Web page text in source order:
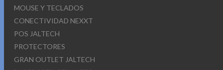
MOUSE Y TECLADOS
CONECTIVIDAD NEXXT
POS JALTECH
PROTECTORES
GRAN OUTLET JALTECH